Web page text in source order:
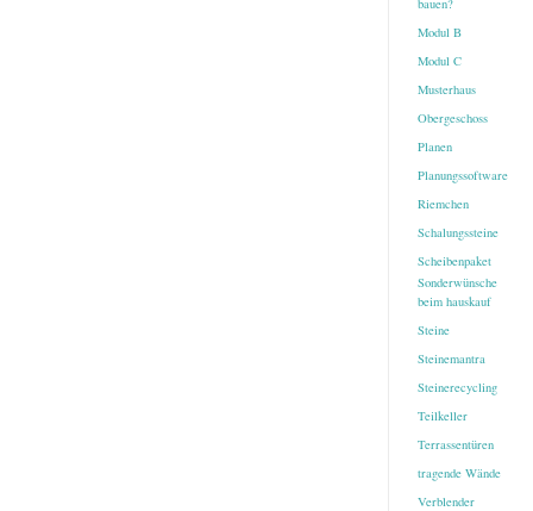
bauen?
Modul B
Modul C
Musterhaus
Obergeschoss
Planen
Planungssoftware
Riemchen
Schalungssteine
Scheibenpaket
Sonderwünsche
beim hauskauf
Steine
Steinemantra
Steinerecycling
Teilkeller
Terrassentüren
tragende Wände
Verblender